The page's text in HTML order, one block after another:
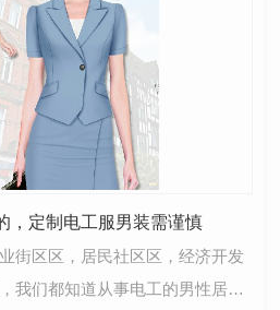
，定制电工服男装需谨慎
街区区，居民社区区，经济开发
我们都知道从事电工的男性居